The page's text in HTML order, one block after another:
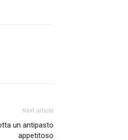
Next article
un antipasto
appetitoso